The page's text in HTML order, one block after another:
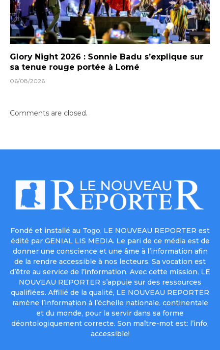
Glory Night 2026 : Sonnie Badu s’explique sur
sa tenue rouge portée à Lomé
06/08/2026
Comments are closed.
Fondé et installé au Togo, LE NOUVEAU REPORTER est
édité par GENIAL LIS MEDIA. Le pari de ce média est de
donner une conscience et une âme à l’information afin
de la rendre accessible à nos lecteurs. Sa vocation est
d’être au service de l’information. Avec cette mission, LE
NOUVEAU REPORTER s’appuie sur des ressources
qualifiées. Affilié de la qualité, LE NOUVEAU REPORTER
ramène l’information à l’échelle nationale, continentale
et du monde, pour la servir dans sa forme
déontologiquement correcte. Son maître-mot est: l’info,
accessible!